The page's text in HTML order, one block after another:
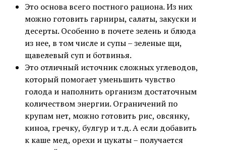
Это основа всего постного рациона. Из них
можно готовить гарниры, салаты, закуски и
десерты. Особенно в почете зелень и блюда
из нее, в том числе и супы – зеленые щи,
щавелевый суп и ботвинья.
Это отличный источник сложных углеводов,
который помогает уменьшить чувство
голода и наполнить организм достаточным
количеством энергии. Ограничений по
крупам нет, можно готовить рис, овсянку,
киноа, гречку, булгур и т.д. А если добавить
к каше мед, орехи и цукаты – получается